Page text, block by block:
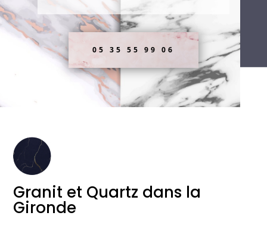
05 35 55 99 06
Granit et Quartz dans la
Gironde